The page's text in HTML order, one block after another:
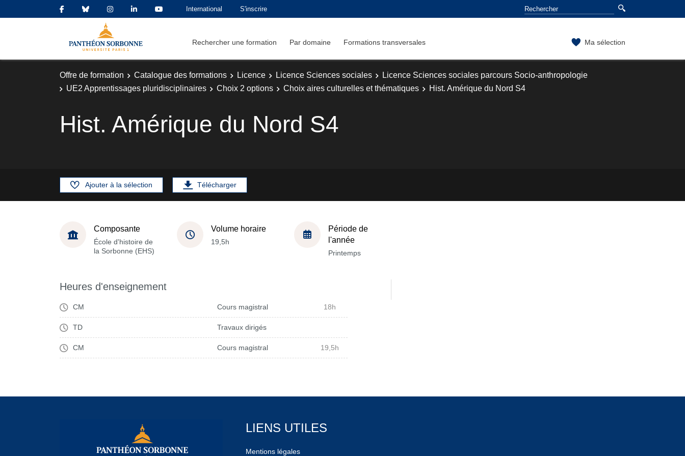
International S'inscrire
Rechercher une formation Par domaine Formations transversales Ma sélection
Offre de formation Catalogue des formations Licence Licence Sciences sociales
Licence Sciences sociales parcours Socio-anthropologie
UE2 Apprentissages pluridisciplinaires
Choix 2 options Choix aires culturelles et thématiques Hist. Amérique du Nord S4
Hist. Amérique du Nord S4
Ajouter à la sélection Télécharger
Composante
École d'histoire de
la Sorbonne (EHS)
Volume horaire
19,5h
Période de
l'année
Printemps
Heures d'enseignement
CM Cours magistral 18h
TD Travaux dirigés
CM Cours magistral 19,5h
LIENS UTILES
Mentions légales